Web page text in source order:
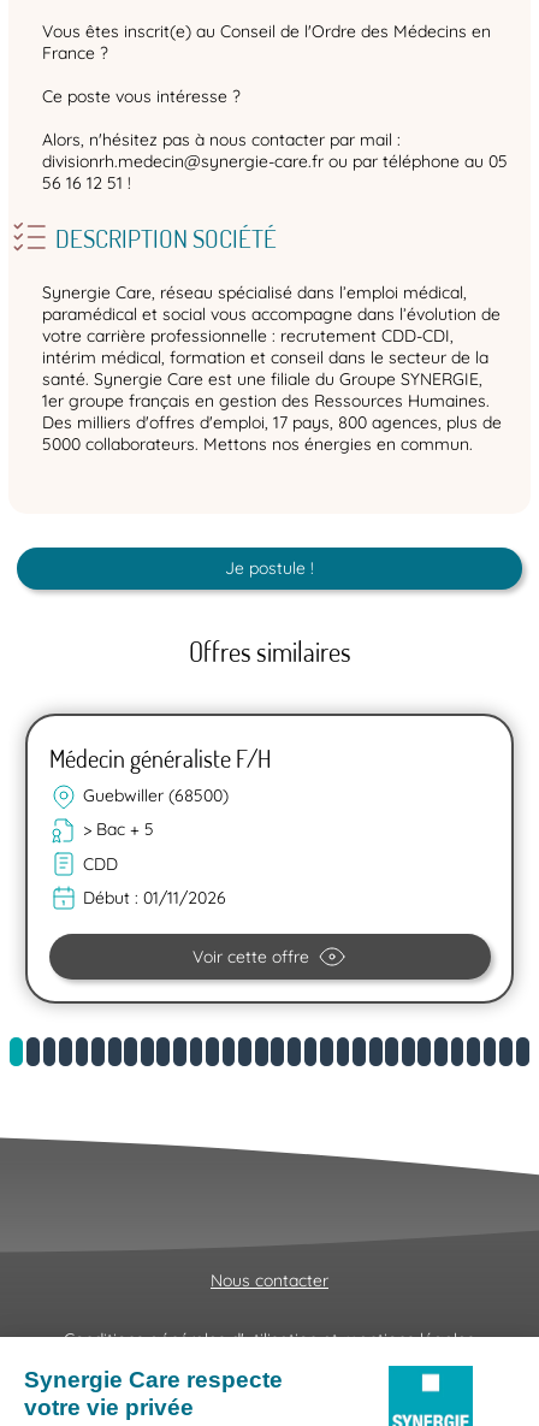
Vous êtes inscrit(e) au Conseil de l'Ordre des Médecins en
France ?
Ce poste vous intéresse ?
Alors, n'hésitez pas à nous contacter par mail :
divisionrh.medecin@synergie-care.fr ou par téléphone au 05
56 16 12 51 !
DESCRIPTION SOCIÉTÉ
Synergie Care, réseau spécialisé dans l’emploi médical,
paramédical et social vous accompagne dans l’évolution de
votre carrière professionnelle : recrutement CDD-CDI,
intérim médical, formation et conseil dans le secteur de la
santé. Synergie Care est une filiale du Groupe SYNERGIE,
1er groupe français en gestion des Ressources Humaines.
Des milliers d'offres d'emploi, 17 pays, 800 agences, plus de
5000 collaborateurs. Mettons nos énergies en commun.
Je postule !
Offres similaires
Médecin généraliste F/H
Guebwiller (68500)
> Bac + 5
CDD
Début : 01/11/2026
Voir cette offre
Nous contacter
Conditions générales d'utilisation et mentions légales
Fraudes & Hameçonnages